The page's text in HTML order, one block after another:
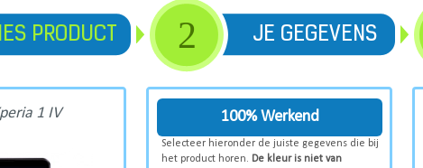
PRODUCT 2 JE GEGEVENS
1 IV 100% Werkend
Selecteer hieronder de juiste gegevens die bij
het product horen. De kleur is niet van